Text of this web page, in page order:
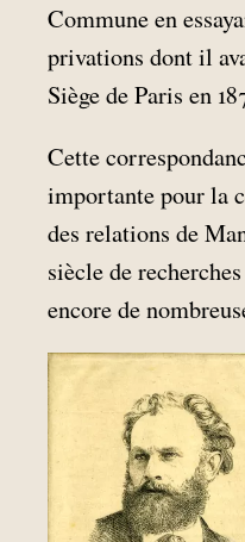
Commune en
privations dont il
Siège de Paris en
Cette
importante pour la
des relations de
siècle de
encore de